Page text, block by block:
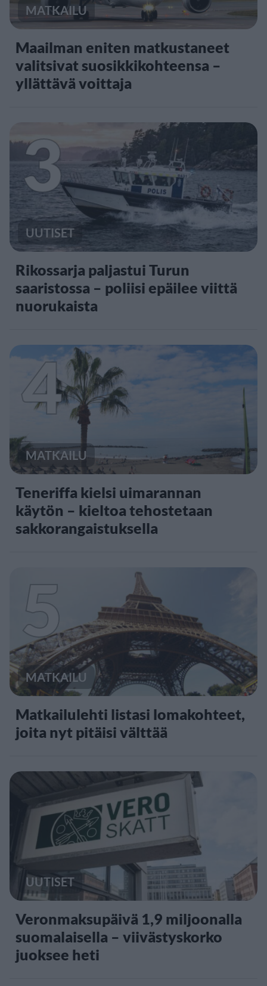
MATKAILU
Maailman eniten matkustaneet
valitsivat suosikkikohteensa –
yllättävä voittaja
3
UUTISET
Rikossarja paljastui Turun
saaristossa – poliisi epäilee viittä
nuorukaista
4
MATKAILU
Teneriffa kielsi uimarannan
käytön – kieltoa tehostetaan
sakkorangaistuksella
5
MATKAILU
Matkailulehti listasi lomakohteet,
joita nyt pitäisi välttää
UUTISET
Veronmaksupäivä 1,9 miljoonalla
suomalaisella – viivästyskorko
juoksee heti